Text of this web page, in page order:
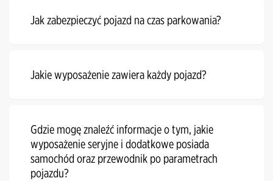
Jak zabezpieczyć pojazd na czas parkowania?
Jakie wyposażenie zawiera każdy pojazd?
Gdzie mogę znaleźć informacje o tym, jakie
wyposażenie seryjne i dodatkowe posiada
samochód oraz przewodnik po parametrach
pojazdu?